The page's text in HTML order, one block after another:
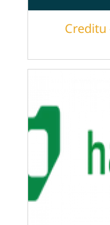
Creditu